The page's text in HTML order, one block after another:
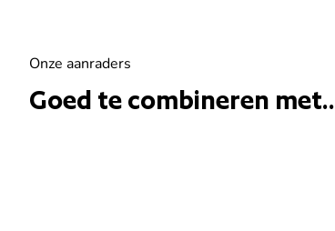
Onze aanraders
Goed te combineren met..